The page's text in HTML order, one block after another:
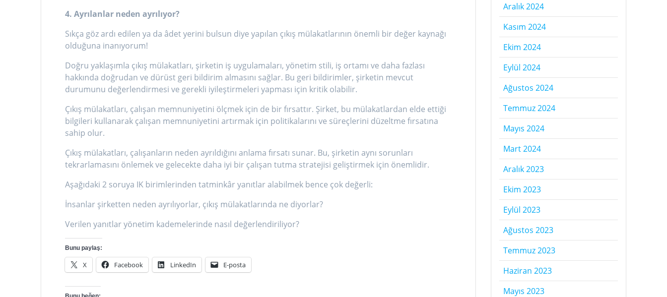
4. Ayrılanlar neden ayrılıyor?
Sıkça göz ardı edilen ya da âdet yerini bulsun diye yapılan çıkış mülakatlarının önemli bir değer kaynağı
olduğuna inanıyorum!
Doğru yaklaşımla çıkış mülakatları, şirketin iş uygulamaları, yönetim stili, iş ortamı ve daha fazlası
hakkında doğrudan ve dürüst geri bildirim almasını sağlar. Bu geri bildirimler, şirketin mevcut
durumunu değerlendirmesi ve gerekli iyileştirmeleri yapması için kritik olabilir.
Çıkış mülakatları, çalışan memnuniyetini ölçmek için de bir fırsattır. Şirket, bu mülakatlardan elde ettiği
bilgileri kullanarak çalışan memnuniyetini artırmak için politikalarını ve süreçlerini düzeltme fırsatına
sahip olur.
Çıkış mülakatları, çalışanların neden ayrıldığını anlama fırsatı sunar. Bu, şirketin aynı sorunları
tekrarlamasını önlemek ve gelecekte daha iyi bir çalışan tutma stratejisi geliştirmek için önemlidir.
Aşağıdaki 2 soruya IK birimlerinden tatminkâr yanıtlar alabilmek bence çok değerli:
İnsanlar şirketten neden ayrılıyorlar, çıkış mülakatlarında ne diyorlar?
Verilen yanıtlar yönetim kademelerinde nasıl değerlendiriliyor?
Bunu paylaş:
X Facebook LinkedIn E-posta
Aralık 2024
Kasım 2024
Ekim 2024
Eylül 2024
Ağustos 2024
Temmuz 2024
Mayıs 2024
Mart 2024
Aralık 2023
Ekim 2023
Eylül 2023
Ağustos 2023
Temmuz 2023
Haziran 2023
Mayıs 2023